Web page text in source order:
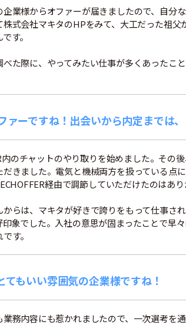
企業様からオファーが届きましたので、自分
株式会社マキタのHPをみて、大工だった祖
す。
べた際に、やってみたい仕事が多くあったこ
ァーですね！出会いから内定までは
内のチャットのやり取りを始めました。その
だきました。電気と機械両方を扱っている点
経由で調節していただけたのはあり
らは、マキタが好きで誇りをもって仕事さ
印象でした。入社の意思が固まったことで早
す。
もいい雰囲気の企業様ですね！
業務内容にも惹かれましたので、一次選考を